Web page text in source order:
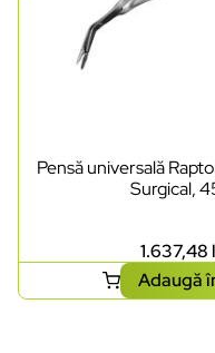
Pensă universală
Surgical,
1.637,48
Adaugă